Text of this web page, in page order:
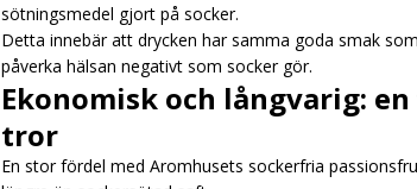
sötningsmedel gjort på socker.
Detta innebär att drycken har samma goda smak
påverka hälsan negativt som socker gör.
Ekonomisk och långvarig:
tror
En stor fördel med Aromhusets sockerfria